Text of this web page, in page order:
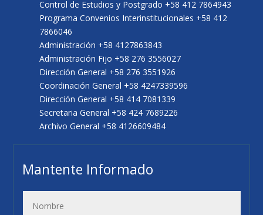
Control de Estudios y Postgrado +58 412 7864943
Programa Convenios Interinstitucionales +58 412
7866046
Administración +58 4127863843
Administración Fijo +58 276 3556027
Dirección General +58 276 3551926
Coordinación General +58 4247339596
Dirección General +58 414 7081339
Secretaria General +58 424 7689226
Archivo General +58 4126609484
Mantente Informado